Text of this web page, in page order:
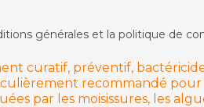
générales et la politique de
curatif, préventif,
recommandé pour
par les moisissures, les